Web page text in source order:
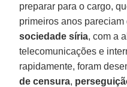
preparar para o cargo,
primeiros anos
sociedade síria, com a
telecomunicações e
rapidamente, foram
de censura,